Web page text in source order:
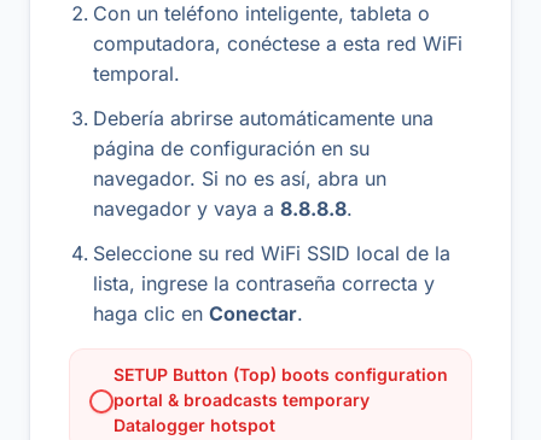
Con un teléfono inteligente, tableta o
computadora, conéctese a esta red WiFi
temporal.
Debería abrirse automáticamente una
página de configuración en su
navegador. Si no es así, abra un
navegador y vaya a 8.8.8.8.
Seleccione su red WiFi SSID local de la
lista, ingrese la contraseña correcta y
haga clic en Conectar.
SETUP Button (Top) boots configuration
portal & broadcasts temporary
Datalogger hotspot